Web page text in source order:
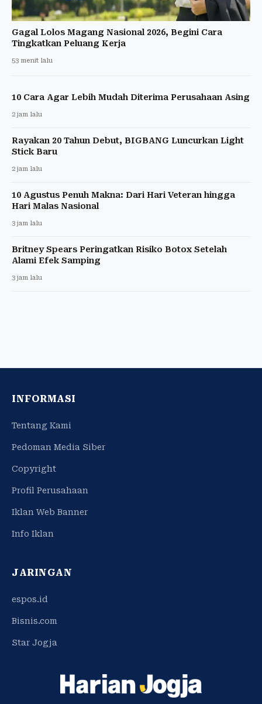
Gagal Lolos Magang Nasional 2026, Begini Cara
Tingkatkan Peluang Kerja
53 menit lalu
10 Cara Agar Lebih Mudah Diterima Perusahaan Asing
2 jam lalu
Rayakan 20 Tahun Debut, BIGBANG Luncurkan Light
Stick Baru
2 jam lalu
10 Agustus Penuh Makna: Dari Hari Veteran hingga
Hari Malas Nasional
3 jam lalu
Britney Spears Peringatkan Risiko Botox Setelah
Alami Efek Samping
3 jam lalu
INFORMASI
Tentang Kami
Pedoman Media Siber
Copyright
Profil Perusahaan
Iklan Web Banner
Info Iklan
JARINGAN
espos.id
Bisnis.com
Star Jogja